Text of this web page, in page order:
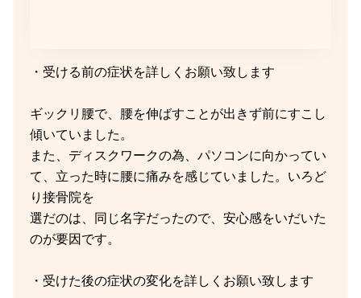
・受ける前の症状を詳しくお願い致します
ギックリ腰で、腰を伸ばすことが出きず前にすこし
傾いていました。
また、ディスクワークの為、パソコンに向かってい
て、立った時に腰に痛みを感じていました。いろど
り接骨院を
選だのは、同じ名字だったので、安心感をいだいた
のが要因です。
・受けた後の症状の変化を詳しくお願い致します